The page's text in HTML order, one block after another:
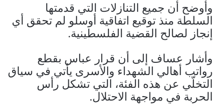
وأوضح أن جميع التنازلات التي قدمتها
السلطة منذ توقيع اتفاقية أوسلو لم تحقق أي
إنجاز لصالح القضية الفلسطينية.
وأشار عساف إلى أن قرار عباس بقطع
رواتب أهالي الشهداء والأسرى يأتي في سياق
التخلّي عن هذه الفئة، التي تشكل رأس
الحربة في مواجهة الاحتلال.